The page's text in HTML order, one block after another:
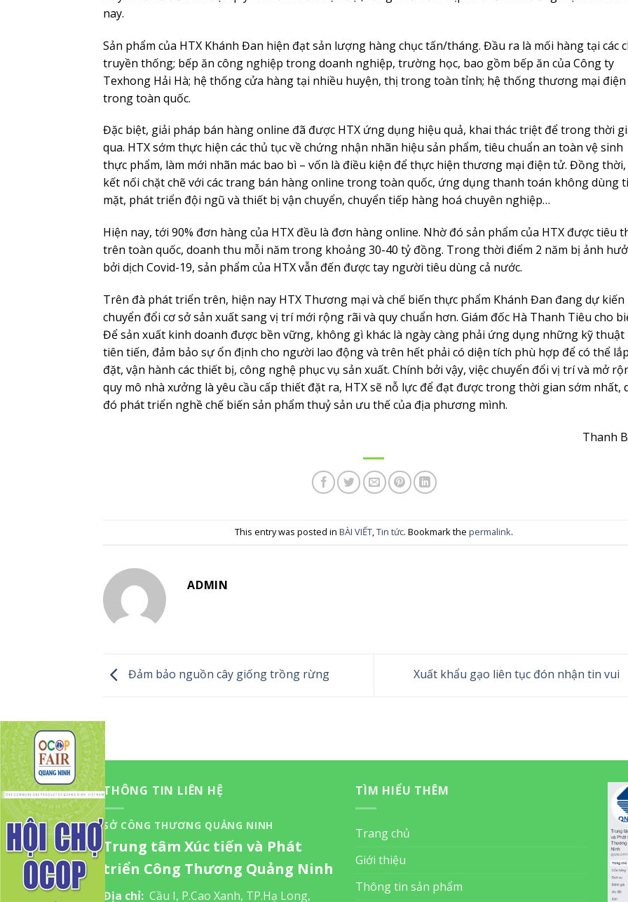
nay.
Sản phẩm của HTX Khánh Đan hiện đạt sản lượng hàng chục tấn/tháng. Đầu ra là mối hàng tại các
truyền thống; bếp ăn công nghiệp trong doanh nghiệp, trường học, bao gồm bếp ăn của Công ty
Texhong Hải Hà; hệ thống cửa hàng tại nhiều huyện, thị trong toàn tỉnh; hệ thống thương mại
trong toàn quốc.
Đặc biệt, giải pháp bán hàng online đã được HTX ứng dụng hiệu quả, khai thác triệt để trong thời
qua. HTX sớm thực hiện các thủ tục về chứng nhận nhãn hiệu sản phẩm, tiêu chuẩn an toàn vệ sinh
thực phẩm, làm mới nhãn mác bao bì – vốn là điều kiện để thực hiện thương mại điện tử. Đồng thời,
kết nối chặt chẽ với các trang bán hàng online trong toàn quốc, ứng dụng thanh toán không dùng
mặt, phát triển đội ngũ và thiết bị vận chuyển, chuyển tiếp hàng hoá chuyên nghiệp…
Hiện nay, tới 90% đơn hàng của HTX đều là đơn hàng online. Nhờ đó sản phẩm của HTX được tiêu
trên toàn quốc, doanh thu mỗi năm trong khoảng 30-40 tỷ đồng. Trong thời điểm 2 năm bị ảnh
bởi dịch Covid-19, sản phẩm của HTX vẫn đến được tay người tiêu dùng cả nước.
Trên đà phát triển trên, hiện nay HTX Thương mại và chế biến thực phẩm Khánh Đan đang dự kiến
chuyển đổi cơ sở sản xuất sang vị trí mới rộng rãi và quy chuẩn hơn. Giám đốc Hà Thanh Tiêu cho
Để sản xuất kinh doanh được bền vững, không gì khác là ngày càng phải ứng dụng những kỹ thuật
tiên tiến, đảm bảo sự ổn định cho người lao động và trên hết phải có diện tích phù hợp để có thể lắp
đặt, vận hành các thiết bị, công nghệ phục vụ sản xuất. Chính bởi vậy, việc chuyển đổi vị trí và mở
quy mô nhà xưởng là yêu cầu cấp thiết đặt ra, HTX sẽ nỗ lực để đạt được trong thời gian sớm nhất,
đó phát triển nghề chế biến sản phẩm thuỷ sản ưu thế của địa phương mình.
Thanh
This entry was posted in BÀI VIẾT,Tin tức. Bookmark the permalink.
ADMIN
Đảm bảo nguồn cây giống trồng rừng Xuất khẩu gạo liên tục đón nhận tin vui
THÔNG TIN LIÊN HỆ
SỞ CÔNG THƯƠNG QUẢNG NINH
Trung tâm Xúc tiến và Phát
triển Công Thương Quảng Ninh
Địa chỉ: Cầu I, P.Cao Xanh, TP.Hạ Long,
TÌM HIỂU THÊM
Trang chủ
Giới thiệu
Thông tin sản phẩm